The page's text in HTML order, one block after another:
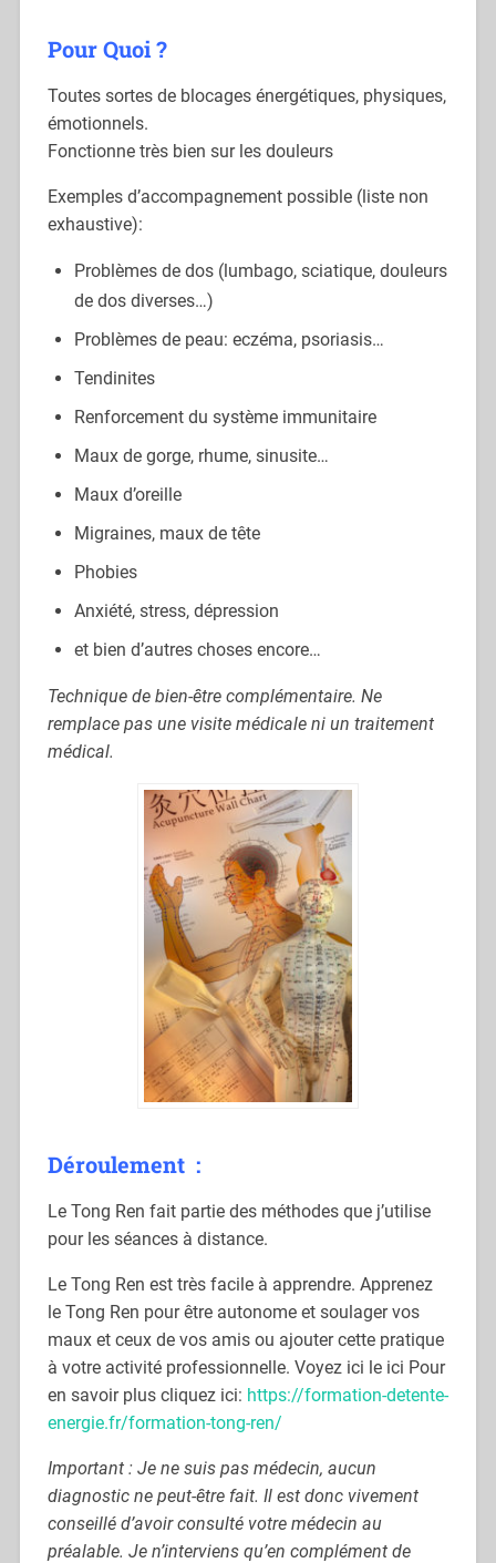
Pour Quoi ?
Toutes sortes de blocages énergétiques, physiques,
émotionnels.
Fonctionne très bien sur les douleurs
Exemples d’accompagnement possible (liste non
exhaustive):
Problèmes de dos (lumbago, sciatique, douleurs
de dos diverses…)
Problèmes de peau: eczéma, psoriasis…
Tendinites
Renforcement du système immunitaire
Maux de gorge, rhume, sinusite…
Maux d’oreille
Migraines, maux de tête
Phobies
Anxiété, stress, dépression
et bien d’autres choses encore…
Technique de bien-être complémentaire. Ne
remplace pas une visite médicale ni un traitement
médical.
Déroulement :
Le Tong Ren fait partie des méthodes que j’utilise
pour les séances à distance.
Le Tong Ren est très facile à apprendre. Apprenez
le Tong Ren pour être autonome et soulager vos
maux et ceux de vos amis ou ajouter cette pratique
à votre activité professionnelle. Voyez ici le ici Pour
en savoir plus cliquez ici: https://formation-detente-
energie.fr/formation-tong-ren/
Important : Je ne suis pas médecin, aucun
diagnostic ne peut-être fait. Il est donc vivement
conseillé d’avoir consulté votre médecin au
préalable. Je n’interviens qu’en complément de